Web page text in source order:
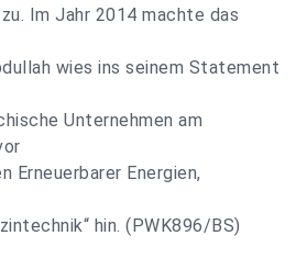
Im Jahr 2014 machte das
wies ins seinem Statement
Unternehmen am
Erneuerbarer Energien,
hin. (PWK896/BS)